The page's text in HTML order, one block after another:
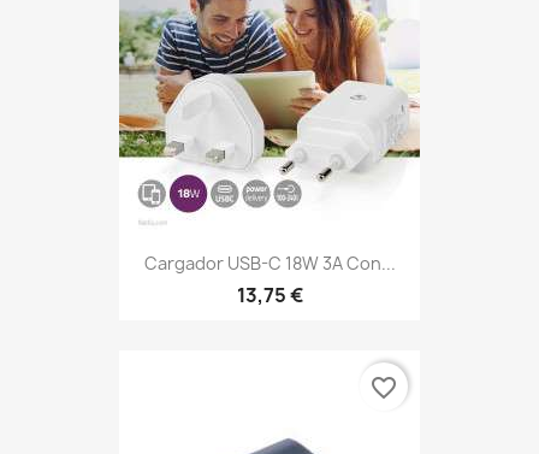
Cargador USB-C 18W 3A Con...
13,75 €
favorite_border